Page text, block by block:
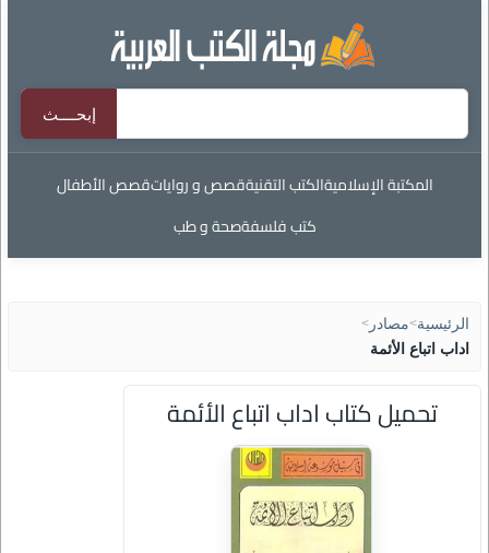
المكتبة الإسلاميةالكتب التقنيةقصص و رواياتقصص الأطفال
كتب فلسفةصحة و طب
الرئيسية>مصادر >
اداب اتباع الأئمة
تحميل كتاب اداب اتباع الأئمة